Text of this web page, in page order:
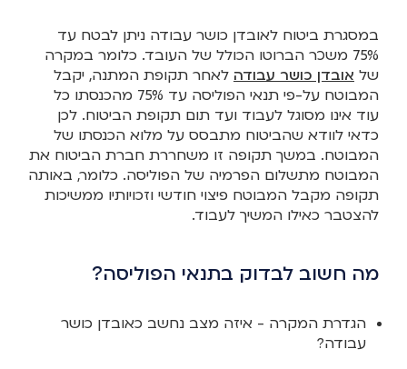
במסגרת ביטוח לאובדן כושר עבודה ניתן לבטח עד
75% משכר הברוטו הכולל של העובד. כלומר במקרה
של אובדן כושר עבודה לאחר תקופת המתנה, יקבל
המבוטח על-פי תנאי הפוליסה עד 75% מהכנסתו כל
עוד אינו מסוגל לעבוד ועד תום תקופת הביטוח. לכן
כדאי לוודא שהביטוח מתבסס על מלוא הכנסתו של
המבוטח. במשך תקופה זו משחררת חברת הביטוח את
המבוטח מתשלום הפרמיה של הפוליסה. כלומר, באותה
תקופה מקבל המבוטח פיצוי חודשי וזכויותיו ממשיכות
להצטבר כאילו המשיך לעבוד.
מה חשוב לבדוק בתנאי הפוליסה?
הגדרת המקרה - איזה מצב נחשב כאובדן כושר
עבודה?